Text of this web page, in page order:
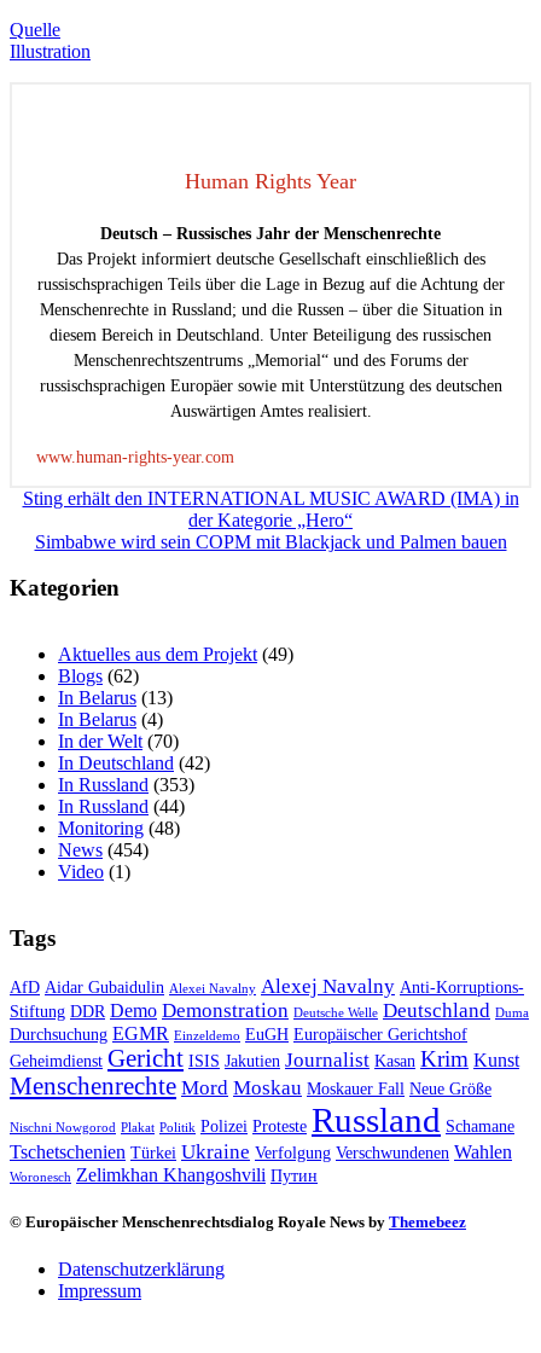
Quelle
Illustration
Human Rights Year
Deutsch – Russisches Jahr der Menschenrechte
Das Projekt informiert deutsche Gesellschaft einschließlich des
russischsprachigen Teils über die Lage in Bezug auf die Achtung der
Menschenrechte in Russland; und die Russen – über die Situation in
diesem Bereich in Deutschland. Unter Beteiligung des russischen
Menschenrechtszentrums „Memorial“ und des Forums der
russischsprachigen Europäer sowie mit Unterstützung des deutschen
Auswärtigen Amtes realisiert.
www.human-rights-year.com
Beitragsnavigation
Sting erhält den INTERNATIONAL MUSIC AWARD (IMA) in
der Kategorie „Hero“
Simbabwe wird sein СОРМ mit Blackjack und Palmen bauen
Kategorien
Aktuelles aus dem Projekt (49)
Blogs (62)
In Belarus (13)
In Belarus (4)
In der Welt (70)
In Deutschland (42)
In Russland (353)
In Russland (44)
Monitoring (48)
News (454)
Video (1)
Tags
AfD Aidar Gubaidulin Alexei Navalny Alexej Navalny Anti-Korruptions-
Stiftung DDR Demo Demonstration Deutsche Welle Deutschland Duma
Durchsuchung EGMR Einzeldemo EuGH Europäischer Gerichtshof
Geheimdienst Gericht ISIS Jakutien Journalist Kasan Krim Kunst
Menschenrechte Mord Moskau Moskauer Fall Neue Größe
Nischni Nowgorod Plakat Politik Polizei Proteste Russland Schamane
Tschetschenien Türkei Ukraine Verfolgung Verschwundenen Wahlen
Woronesch Zelimkhan Khangoshvili Путин
© Europäischer Menschenrechtsdialog Royale News by Themebeez
Datenschutzerklärung
Impressum